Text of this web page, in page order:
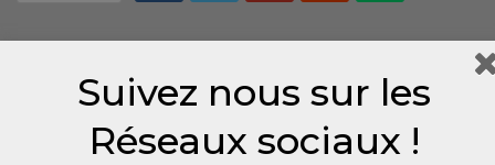
Suivez nous sur les
Réseaux sociaux !